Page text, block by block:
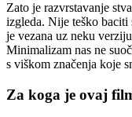
Zato je razvrstavanje
izgleda. Nije teško baciti
je vezana uz neku
Minimalizam nas ne
s viškom značenja koje
Za koga je ovaj